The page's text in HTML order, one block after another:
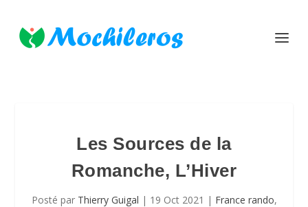
Les Sources de la
Romanche, L’Hiver
Posté par Thierry Guigal | 19 Oct 2021 | France rando,